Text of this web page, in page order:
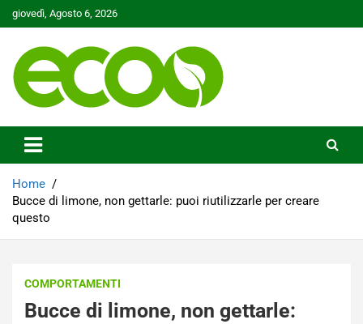
Skip
to
giovedì, Agosto 6, 2026
Ecoo.it
Home
Bucce di limone, non gettarle: puoi riutilizzarle per creare
questo
COMPORTAMENTI
Bucce di limone, non gettarle: